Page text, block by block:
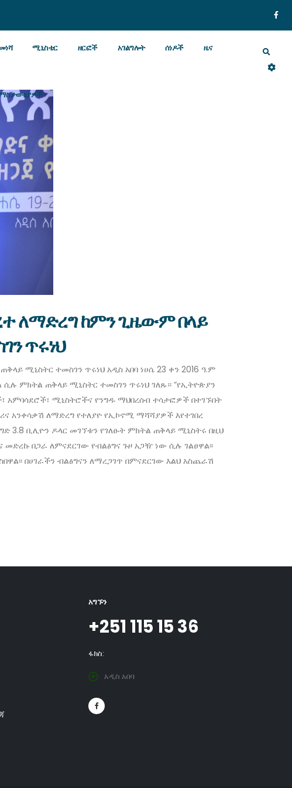
ሚኒስቴር ዘርፎች አገልግሎት ሰነዶች ዜና
ለማድረግ ከምን ጊዜውም በላይ
ጥሩነህ
ሚኒስትር ተመስገን ጥሩነህ አዲስ አበባ ነሀሴ 23 ቀን 2016 ዓ.ም
ምክትል ጠቅላይ ሚኒስትር ተመስገን ጥሩነህ ገለጹ። “የኢትዮጵያን
አምባሳደሮች፣ ሚኒስትሮችና የንግዱ ማህበረሰብ ተሳታፎዎች በተገኙበት
አንቀሳቃሽ ለማድረግ የተለያዮ የኢኮኖሚ ማሻሻያዎች እየተገበረ
3.8 ቢሊዮን ዶላር መገኘቱን የገለፁት ምክትል ጠቅላይ ሚኒስትሩ በዚህ
በጋራ ለምናደርገው የብልፅግና ጉዞ አጋዥ ነው ሲሉ ገልፀዋል፡፡
በሀገራችን ብልፅግናን ለማረጋገጥ በምናደርገው እልህ አስጨራሽ
አግኙን
+251 115 15 36
ፋክስ:
አዲስ አበባ